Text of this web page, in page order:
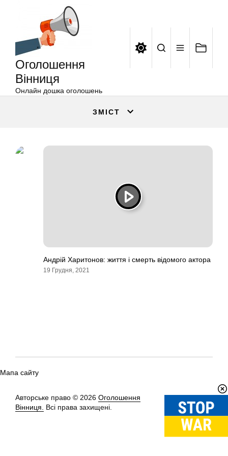
Оголошення
Вінниця
Онлайн дошка оголошень
ЗМІСТ
Андрій Харитонов: життя і смерть відомого актора
19 Грудня, 2021
Мапа сайту
Авторське право © 2026 Оголошення
Вінниця.
Всі права захищені.
Вгору↑